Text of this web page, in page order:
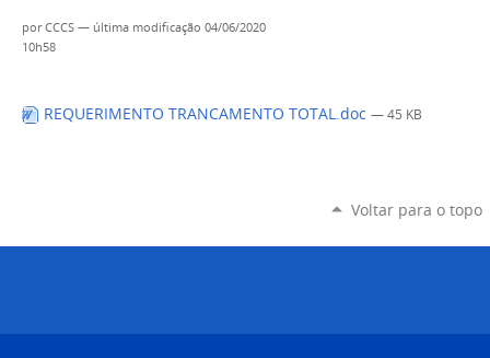
porCCCS — última modificação 04/06/2020
10h58
REQUERIMENTO TRANCAMENTO TOTAL.doc — 45 KB
Voltar para o topo